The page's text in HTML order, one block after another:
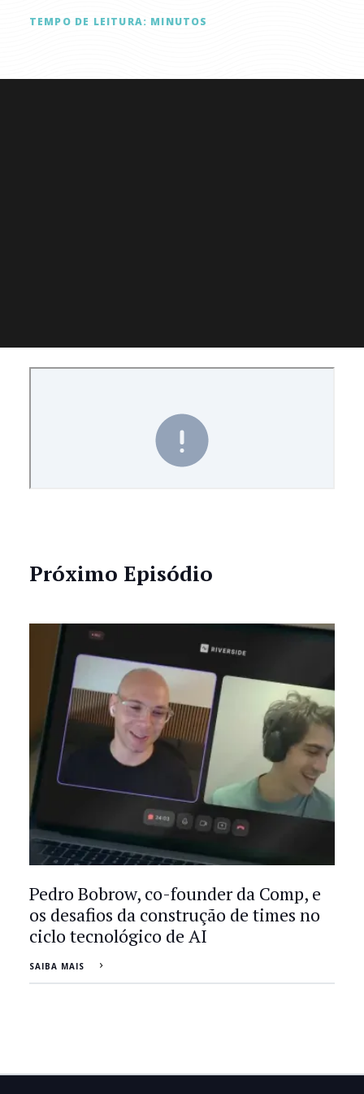
TEMPO DE LEITURA: MINUTOS
Próximo Episódio
Pedro Bobrow, co-founder da Comp, e
os desafios da construção de times no
ciclo tecnológico de AI
SAIBA MAIS